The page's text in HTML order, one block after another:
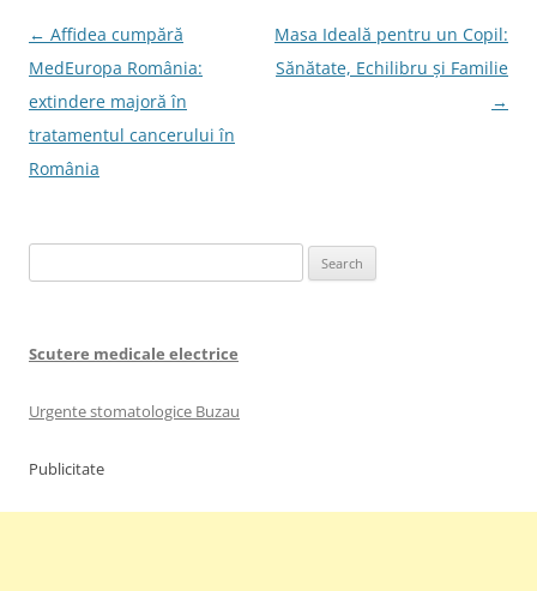
Post
navigation
← Affidea cumpără
MedEuropa România:
extindere majoră în
tratamentul cancerului în
România
Masa Ideală pentru un Copil:
Sănătate, Echilibru și Familie
→
for:
Scutere medicale electrice
Urgente stomatologice Buzau
Publicitate